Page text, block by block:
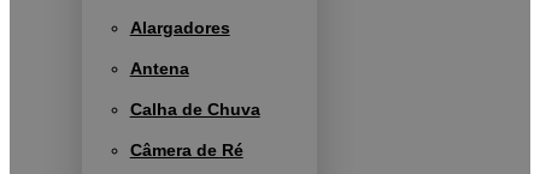
Alargadores
Antena
Calha de Chuva
Câmera de Ré